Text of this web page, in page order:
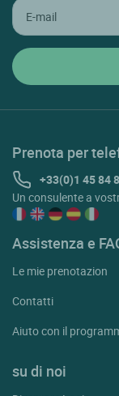
Prenota per
+33(0)1 45 84
Un consulente a
Assistenza e
Le mie prenotazion
Contatti
Aiuto con il
su di noi